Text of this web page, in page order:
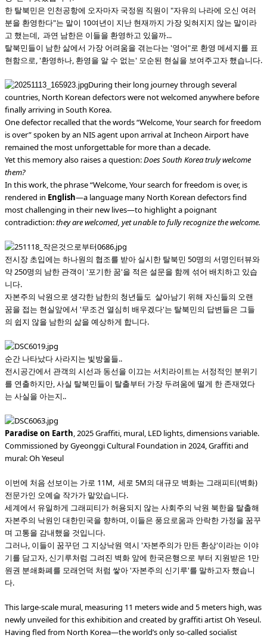
한 탈북민은 인천공항에 오자마자 국정원 직원이 "자유의 나라에 오신 여러
분을 환영한다"는 말이 10여년이 지난 현재까지 가장 잊혀지지 않는 말이라
고 했는데, 과연 남한은 이들을 환영하고 있을까...
탈북민들이 남한 삶에서 가장 어려움을 겪는다는 '영어"로 환영 메세지를 표
현함으로, '환영하나, 환영을 알 수 없는' 모순된 현실을 보여주고자 했습니다.
During their long journey through several
countries, North Korean defectors were not welcomed anywhere before
finally arriving in South Korea.
One defector recalled that the words “Welcome, Your search for freedom
is over” spoken by an NIS agent upon arrival at Incheon Airport have
remained the most unforgettable for more than a decade.
Yet this memory also raises a question:Does South Korea truly welcome
them?
In this work, the phrase “Welcome, Your search for freedom is over, is
rendered in English—a language many North Korean defectors find
most challenging in their new lives—to highlight a poignant
contradiction:they are welcomed, yet unable to fully recognize the welcome.
전시장 초입에는 하나원의 협조를 받아 실시한 탈북민 50명의 서명인터뷰와
약 250명의 남한 관객이 '포기한 꿈'을 적은 설문을 함께 섞어 배치하고 있습
니다.
자본주의 낙원으로 생각한 남한의 청년들도 살아남기 위해 자신들의 오랜
꿈을 접는 현실앞에서 '무조건 열심히 배우겠다'는 탈북민의 답변들은 그들
의 쉽지 않을 남한의 삶을 예상하게 합니다.
순간 나타났다 사라지는 빛방울들..
전시공간에서 관객의 시선과 동선을 이끄는 서치라이트는 서정적인 분위기
를 연출하지만, 사실 탈북민들이 탈출부터 가장 두려움에 떨게 한 존재였다
는 사실을 아는지..
Paradise on Earth, 2025 Graffiti, mural, LED lights, dimensions variable.
Commissioned by Gyeonggi Cultural Foundation in 2024, Graffiti and
mural: Oh Yeseul
이번에 처음 선보이는 가로 11M, 세로 5M의 대규모 벽화는 그래피티(벽화)
전문가인 오예슬 작가가 맡았습니다.
세계에서 유일하게 그래피티가 허용되지 않는 사회주의 낙원 북한을 탈출해
자본주의 낙원인 대한민국을 향하며, 이들은 풍요로움과 안락한 가정을 꿈꾸
며 고통을 감내했을 것입니다.
그러나, 이들이 꿈꾸던 그 지상낙원 역시 '자본주의가 만든 환상'이라는 이야
기를 담고자, 신기루처럼 그려진 벽화 앞에 한국은행으로 부터 지원받은 1만
원권 분쇄화폐를 모래언덕 처럼 쌓아 '자본주의 신기루'를 말하고자 했습니
다.
This large-scale mural, measuring 11 meters wide and 5 meters high, was
newly unveiled for this exhibition and created by graffiti artist Oh Yeseul.
Having fled from North Korea—the world’s only so-called socialist